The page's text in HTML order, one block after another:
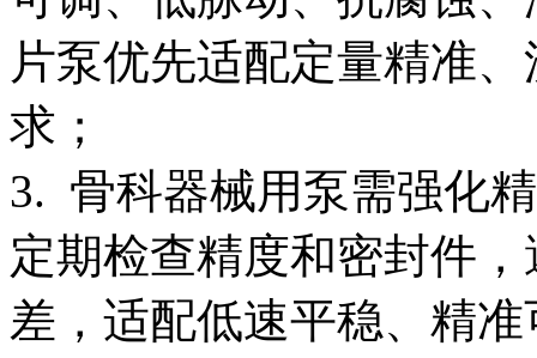
片泵优先适配定量精准
求；
3. 骨科器械用泵需强化
定期检查精度和密封件
差，适配低速平稳、精